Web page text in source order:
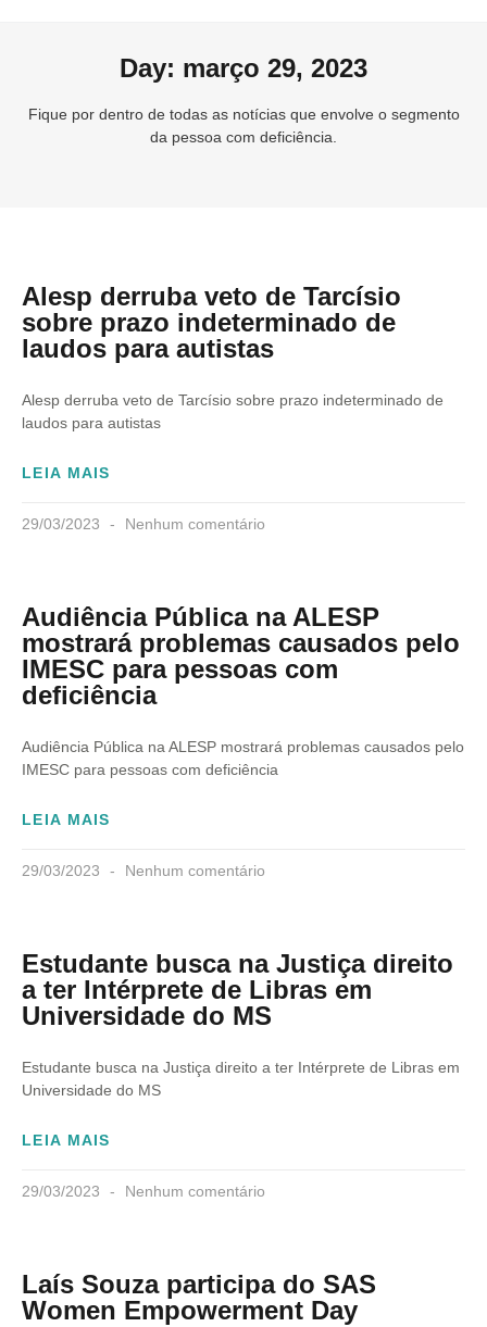
Day: março 29, 2023
Fique por dentro de todas as notícias que envolve o segmento
da pessoa com deficiência.
Alesp derruba veto de Tarcísio
sobre prazo indeterminado de
laudos para autistas
Alesp derruba veto de Tarcísio sobre prazo indeterminado de
laudos para autistas
LEIA MAIS
29/03/2023 Nenhum comentário
Audiência Pública na ALESP
mostrará problemas causados pelo
IMESC para pessoas com
deficiência
Audiência Pública na ALESP mostrará problemas causados pelo
IMESC para pessoas com deficiência
LEIA MAIS
29/03/2023 Nenhum comentário
Estudante busca na Justiça direito
a ter Intérprete de Libras em
Universidade do MS
Estudante busca na Justiça direito a ter Intérprete de Libras em
Universidade do MS
LEIA MAIS
29/03/2023 Nenhum comentário
Laís Souza participa do SAS
Women Empowerment Day